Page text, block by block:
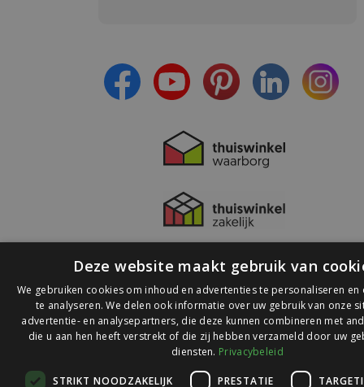
© 2026 Ledlichtdiscounter.nl
Deze website maakt gebruik van
We gebruiken cookies om inhoud en advertenties te personaliseren en
te analyseren. We delen ook informatie over uw gebruik van onze
advertentie- en analysepartners, die deze kunnen combineren met
die u aan hen heeft verstrekt of die zij hebben verzameld door uw
diensten. Privacybeleid
STRIKT NOODZAKELIJK PRESTATIE